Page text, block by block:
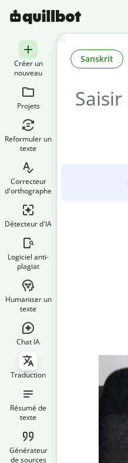
Créer un
nouveau
Projets
Reformuler un
texte
Correcteur
d'orthographe
Détecteur d'IA
Logiciel anti-
plagiat
Humaniser un
texte
Chat IA
Traduction
Résumé de
texte
Générateur
de sources
Sanskrit